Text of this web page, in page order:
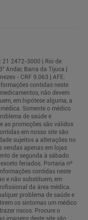
21 2472-3000 | Rio de
Andar, Barra da Tijuca |
- CRF 9.063 | AFE:
contidas neste
não devem
em hipótese alguma, a
Somente o médico
de saúde e
as promoções são válidos
em nosso site são
sujeitos a alterações no
vendas apenas em lojas
de segunda à sábado
feriados. Portaria nº
contidas neste
e não substituem, em
da área médica.
problema de saúde e
os sintomas um médico
riscos. Procure o